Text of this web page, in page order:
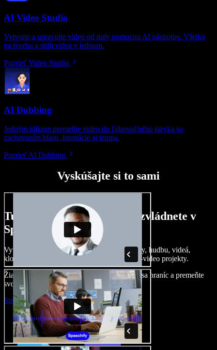
AI Video Studio
Vytvorte a upravujte video od nuly pomocou AI nástrojov. Všetko
na tvorbu a strih videa v jednom.
Pozrieť Video Studio
AI Dubbing
Jedným klikom premeňte video do ľubovoľného jazyka so
zachovaním hlasu, intonácie aj tempa.
Pozrieť AI Dubbing
Vyskúšajte si to sami
Tu je malá ukážka toho, čo zvládnete v
Speechify Studio.
Vytvárajte dabingy, pridajte bezplatné obrázky, hudbu, videá,
klonujte svoj hlas – postavíte pôsobivé audio-video projekty.
Žiadne učenie, všetko v prehliadači – zbavte sa hraníc a premeňte
svoje nápady na realitu.
Spustiť Studio